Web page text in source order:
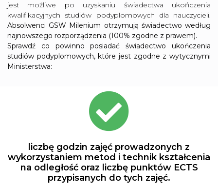
jest możliwe po uzyskaniu świadectwa ukończenia
kwalifikacyjnych studiów podyplomowych dla nauczycieli.
Absolwenci GSW Milenium otrzymują świadectwo według
najnowszego rozporządzenia (100% zgodne z prawem).
Sprawdź co powinno posiadać świadectwo ukończenia
studiów podyplomowych, które jest zgodne z wytycznymi
Ministerstwa:
liczbę godzin zajęć prowadzonych z
wykorzystaniem metod i technik kształcenia
na odległość oraz liczbę punktów ECTS
przypisanych do tych zajęć.